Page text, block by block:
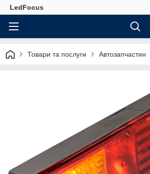
LedFocus
Товари та послуги Автозапчастин